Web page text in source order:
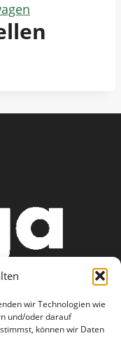
wir Technologien wie
und/oder darauf
können wir Daten